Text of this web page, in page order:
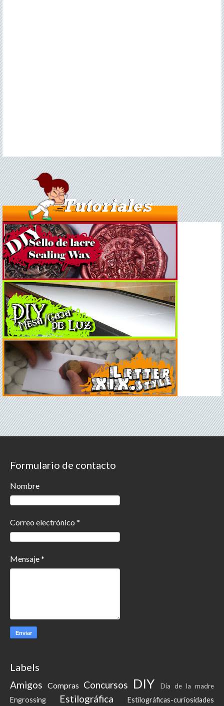
Formulario de contacto
Nombre
Correo electrónico *
Mensaje*
Labels
Amigos Compras Concursos DIY Día de la madre
Engrossing Estilográfica Estilográficas-curiosidades